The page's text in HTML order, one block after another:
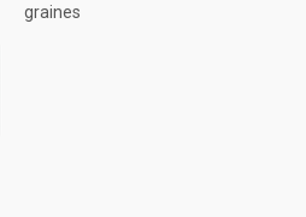
graines